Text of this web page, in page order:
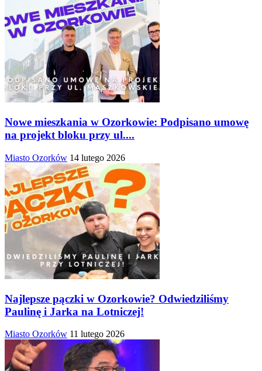
Nowe mieszkania w Ozorkowie: Podpisano umowę
na projekt bloku przy ul....
Miasto Ozorków 14 lutego 2026
Najlepsze pączki w Ozorkowie? Odwiedziliśmy
Paulinę i Jarka na Lotniczej!
Miasto Ozorków 11 lutego 2026